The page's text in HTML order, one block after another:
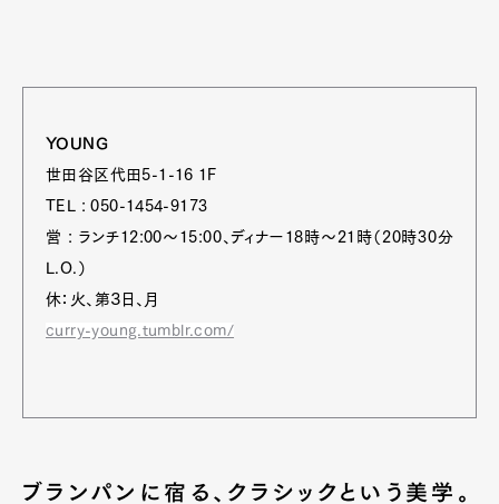
YOUNG
世田谷区代田5-1-16 1F
TEL : 050-1454-9173
営 : ランチ12:00～15:00、ディナー18時～21時（20時30分
L.O.）
休：火、第３日、月
curry-young.tumblr.com/
ブランパンに宿る、クラシックという美学。